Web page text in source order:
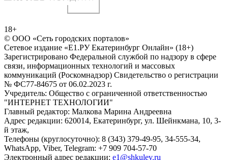
18+
© ООО «Сеть городских порталов»
Сетевое издание «Е1.РУ Екатеринбург Онлайн» (18+)
Зарегистрировано Федеральной службой по надзору в сфере
связи, информационных технологий и массовых
коммуникаций (Роскомнадзор) Свидетельство о регистрации
№ ФС77-84675 от 06.02.2023 г.
Учредитель: Общество с ограниченной ответственностью
"ИНТЕРНЕТ ТЕХНОЛОГИИ"
Главный редактор: Малкова Марина Андреевна
Адрес редакции: 620014, Екатеринбург, ул. Шейнкмана, 10, 3-
й этаж,
Телефоны (круглосуточно): 8 (343) 379-49-95, 34-555-34,
WhatsApp, Viber, Telegram: +7 909 704-57-70
Электронный адрес редакции: e1@shkulev.ru